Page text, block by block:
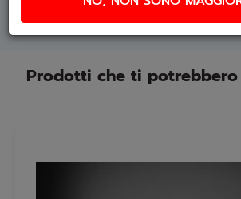
Prodotti che ti